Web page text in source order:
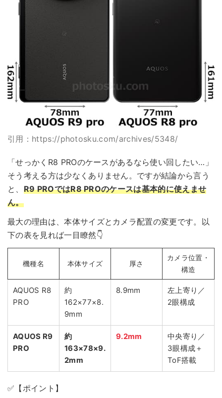
引用：https://photosku.com/archives/5348/
「せっかくR8 PROのケースがあるなら使い回したい…」
そう考える方は少なくありません。ですが結論から言う
と、 R9 PROではR8 PROのケースは基本的に使えませ
ん。
最大の理由は、本体サイズとカメラ配置の変更です。以
下の表を見れば一目瞭然👇
機種名 本体サイズ 厚さ
カメラ位置・
構造
AQUOS R8
PRO
約
162×77×8.
9mm
8.9mm
左上寄り／
2眼構成
AQUOS R9
PRO
約
163×78×9.
2mm
9.2mm
中央寄り／
3眼構成＋
ToF搭載
✅【ポイント】